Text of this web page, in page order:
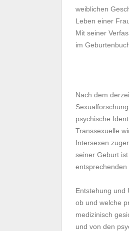
weiblichen
Leben einer
Mit seiner
im
Nach dem
psychische
Transsexuelle
Intersexen
seiner Geburt
Entstehung und
ob und welche
medizinisch
und von den